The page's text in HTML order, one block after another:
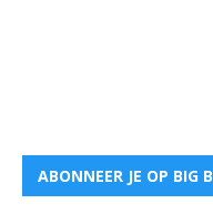
ABONNEER JE OP BIG